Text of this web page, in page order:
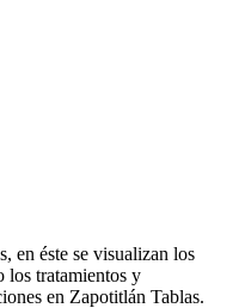
en éste se visualizan los
los tratamientos y
en Zapotitlán Tablas.